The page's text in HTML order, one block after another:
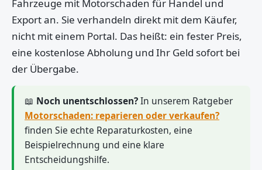
Fahrzeuge mit Motorschaden für Handel und
Export an. Sie verhandeln direkt mit dem Käufer,
nicht mit einem Portal. Das heißt: ein fester Preis,
eine kostenlose Abholung und Ihr Geld sofort bei
der Übergabe.
📖 Noch unentschlossen?In unserem Ratgeber
Motorschaden: reparieren oder verkaufen?
finden Sie echte Reparaturkosten, eine
Beispielrechnung und eine klare
Entscheidungshilfe.